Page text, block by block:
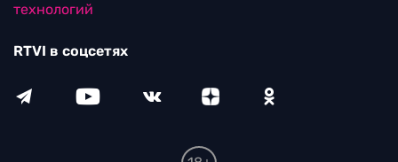
технологий
RTVI в соцсетях